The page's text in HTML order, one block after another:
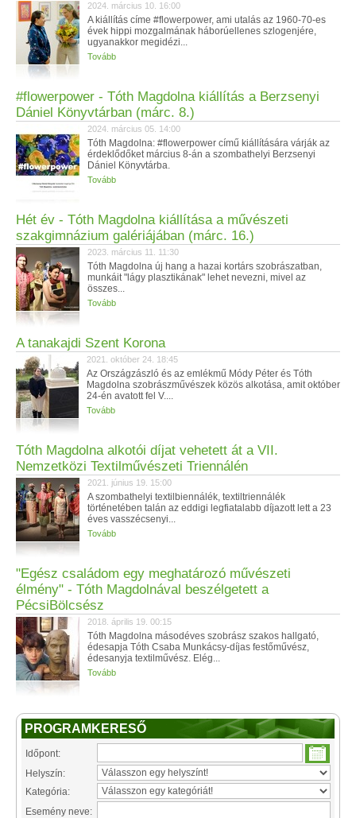
2024. március 10. 16:00
A kiállítás címe #flowerpower, ami utalás az 1960-70-es
évek hippi mozgalmának háborúellenes szlogenjére,
ugyanakkor megidézi...
Tovább
#flowerpower - Tóth Magdolna kiállítás a Berzsenyi
Dániel Könyvtárban (márc. 8.)
2024. március 05. 14:00
Tóth Magdolna: #flowerpower című kiállítására várják az
érdeklődőket március 8-án a szombathelyi Berzsenyi
Dániel Könyvtárba.
Tovább
Hét év - Tóth Magdolna kiállítása a művészeti
szakgimnázium galériájában (márc. 16.)
2023. március 11. 11:30
Tóth Magdolna új hang a hazai kortárs szobrászatban,
munkáit "lágy plasztikának" lehet nevezni, mivel az
összes...
Tovább
A tanakajdi Szent Korona
2021. október 24. 18:45
Az Országzászló és az emlékmű Módy Péter és Tóth
Magdolna szobrászművészek közös alkotása, amit október
24-én avatott fel V....
Tovább
Tóth Magdolna alkotói díjat vehetett át a VII.
Nemzetközi Textilművészeti Triennálén
2021. június 19. 15:00
A szombathelyi textilbiennálék, textiltriennálék
történetében talán az eddigi legfiatalabb díjazott lett a 23
éves vasszécsenyi...
Tovább
"Egész családom egy meghatározó művészeti
élmény" - Tóth Magdolnával beszélgetett a
PécsiBölcsész
2018. április 19. 00:15
Tóth Magdolna másodéves szobrász szakos hallgató,
édesapja Tóth Csaba Munkácsy-díjas festőművész,
édesanyja textilművész. Elég...
Tovább
PROGRAMKERESŐ
Időpont:
Helyszín:
Kategória:
Esemény neve: